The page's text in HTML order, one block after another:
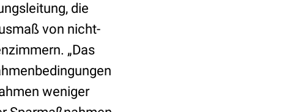
die
von nicht-
„Das
weniger